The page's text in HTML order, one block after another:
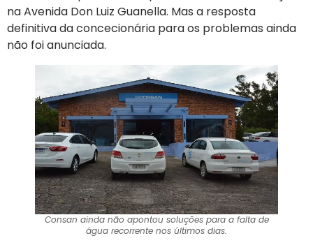
na Avenida Don Luiz Guanella. Mas a resposta
definitiva da concecionária para os problemas ainda
não foi anunciada.
Consan ainda não apontou soluções para a falta de
água recorrente nos últimos dias.